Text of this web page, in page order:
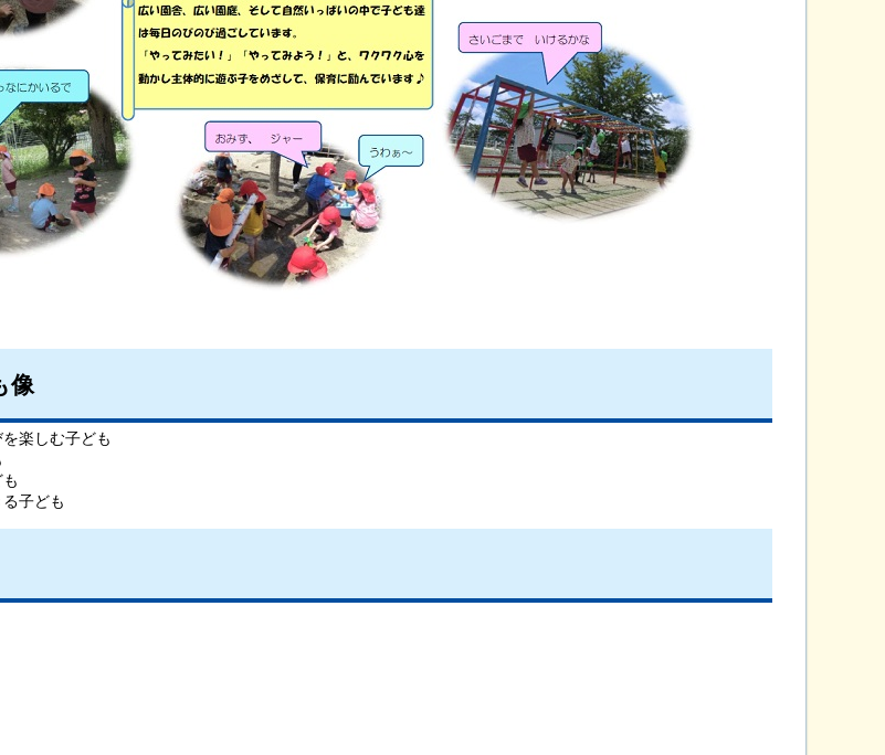
像
楽しむ子ども
子ども